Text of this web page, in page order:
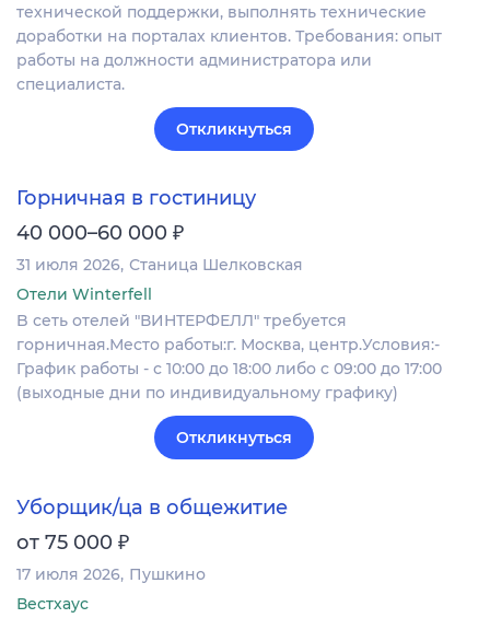
технической поддержки, выполнять технические
доработки на порталах клиентов. Требования: опыт
работы на должности администратора или
специалиста.
Откликнуться
Горничная в гостиницу
40 000–60 000 ₽
31 июля 2026 Станица Шелковская
Отели Winterfell
B сеть отелей "ВИНТЕРФЕЛЛ" требуется
горничная.Место работы:г. Москва, центр.Условия:-
График работы - с 10:00 до 18:00 либо c 09:00 до 17:00
(выходные дни по индивидуальному графику)
Откликнуться
Уборщик/ца в общежитие
от 75 000 ₽
17 июля 2026 Пушкино
Вестхаус